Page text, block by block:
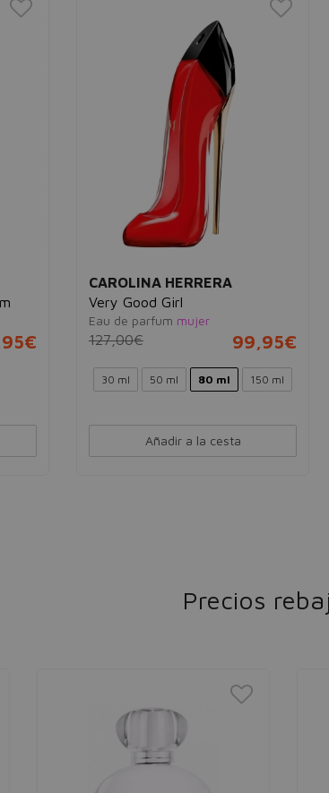
CAROLINA HERRERA
Very Good Girl
Eau de parfum mujer
127,00€ 99,95€
30 ml 50 ml 80 ml 150 ml
Añadir a la cesta
Precios